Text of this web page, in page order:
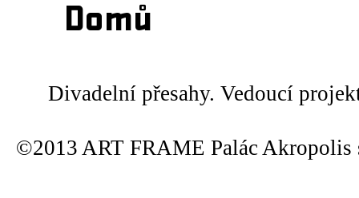
Domů
Divadelní přesahy. Vedoucí
©2013 ART FRAME Palác Akropolis